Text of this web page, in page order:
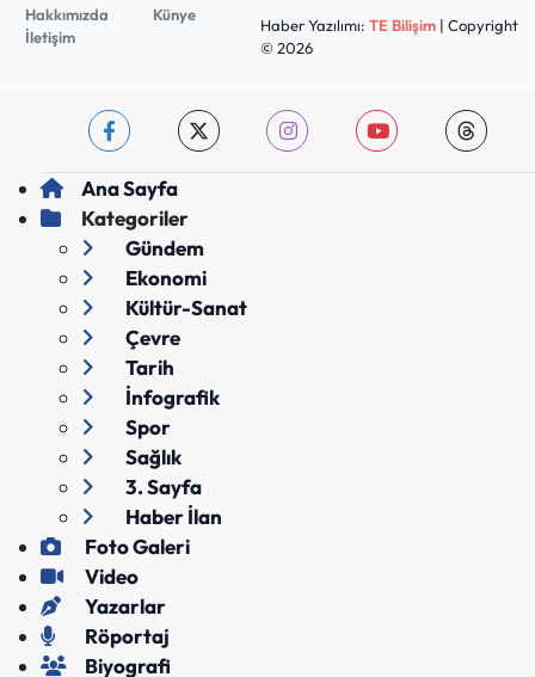
Hakkımızda
Künye
İletişim
Haber Yazılımı: TE Bilişim| Copyright
© 2026
Ana Sayfa
Kategoriler
Gündem
Ekonomi
Kültür-Sanat
Çevre
Tarih
İnfografik
Spor
Sağlık
3. Sayfa
Haber İlan
Foto Galeri
Video
Yazarlar
Röportaj
Biyografi